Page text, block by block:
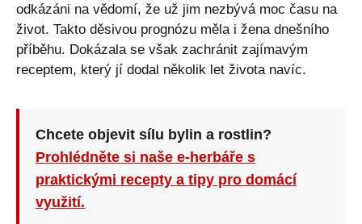
odkázáni na vědomí, že už jim nezbývá moc času na
život. Takto děsivou prognózu měla i žena dnešního
příběhu. Dokázala se však zachránit zajímavým
receptem, který jí dodal několik let života navíc.
Chcete objevit sílu bylin a rostlin?
Prohlédněte si naše e-herbáře s
praktickými recepty a tipy pro domácí
využití.